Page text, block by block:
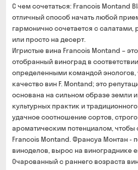
С чем сочетаться: Francois Montand
отличный способ начать любой
гармонично сочетается с
или просто на десерт.
Игристые вина Francois Montand –
отобранный виноград в
определенными командой энологов,
качество вин F. Montand; это
основана на сильном образе земли
культурных практик и
удачное соотношение сортов,
ароматическим потенциалом, чтобы
Francois Montand. Франсуа Монтан -
виноделов, вырос на винограднике
Очарованный с раннего возраста